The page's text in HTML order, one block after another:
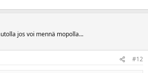
jos voi mennä mopolla...
#12